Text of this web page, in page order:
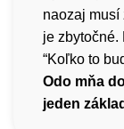
naozaj
je
“Koľko to
Odo mňa
jeden